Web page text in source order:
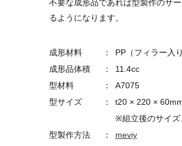
不要な成形品であれば型製作のサ
るようになります。
成形材料 ：
PP（フィラー入
成形品体積
：
11.4cc
型材料
：
A7075
型サイズ
：
t20 × 220 ×
※組立後のサイズ
型製作方法
：
meviy